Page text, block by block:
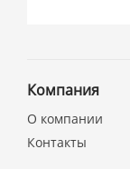
Компания
О компании
Контакты